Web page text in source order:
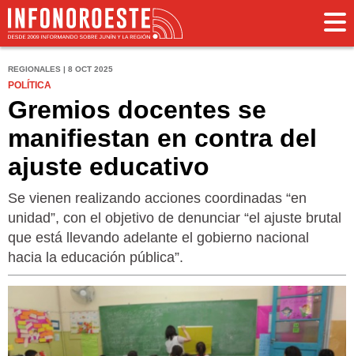
REGIONALES | 8 OCT 2025
POLÍTICA
Gremios docentes se
manifiestan en contra del
ajuste educativo
Se vienen realizando acciones coordinadas “en
unidad”, con el objetivo de denunciar “el ajuste brutal
que está llevando adelante el gobierno nacional
hacia la educación pública”.